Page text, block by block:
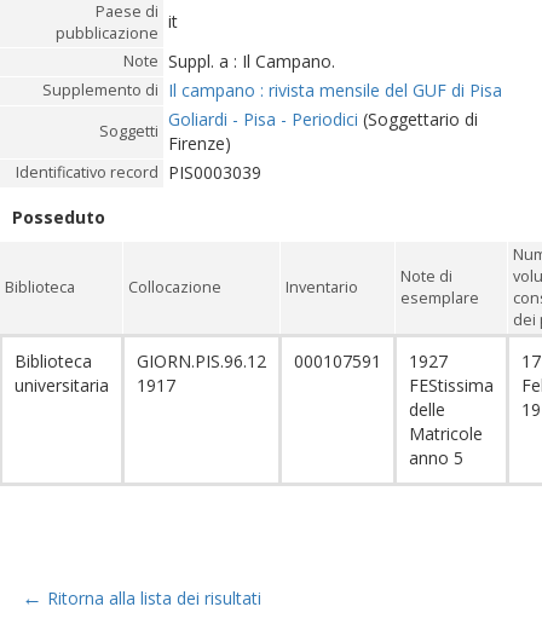
Paese di
pubblicazione
it
Note Suppl. a : Il Campano.
Supplemento di Il campano : rivista mensile del GUF di Pisa
Soggetti
Goliardi - Pisa - Periodici (Soggettario di
Firenze)
Identificativo record PIS0003039
Posseduto
Biblioteca Collocazione Inventario
Note di
esemplare
dei
Biblioteca
universitaria
GIORN.PIS.96.12
1917
000107591
1927
FEStissima
delle
Matricole
anno 5
17
← Ritorna alla lista dei risultati